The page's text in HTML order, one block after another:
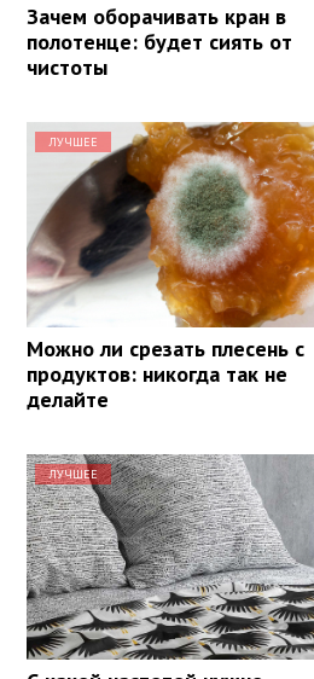
Зачем оборачивать кран в
полотенце: будет сиять от
чистоты
ЛУЧШЕЕ
Можно ли срезать плесень с
продуктов: никогда так не
делайте
ЛУЧШЕЕ